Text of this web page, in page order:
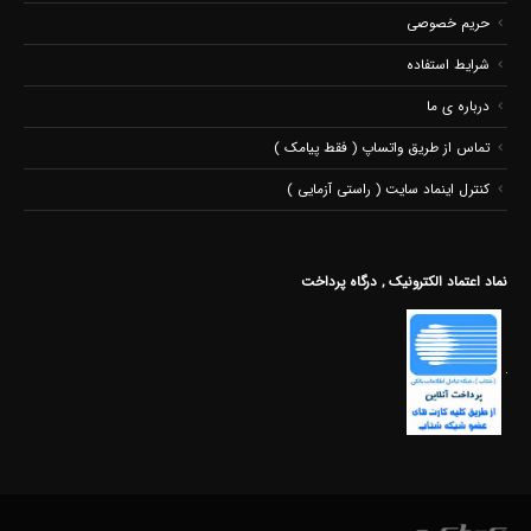
حریم خصوصی
شرایط استفاده
درباره ی ما
تماس از طریق واتساپ ( فقط پیامک )
کنترل اینماد سایت ( راستی آزمایی )
نماد اعتماد الکترونیک , درگاه پرداخت